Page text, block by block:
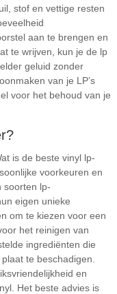
stof en vettige resten
aan te brengen en
te wrijven, kun je de lp
geluid zonder
van je LP’s
voor het behoud van je
is de beste vinyl lp-
voorkeuren en
soorten lp-
eigen unieke
om te kiezen voor een
het reinigen van
ingrediënten die
te beschadigen.
en
Het beste advies is